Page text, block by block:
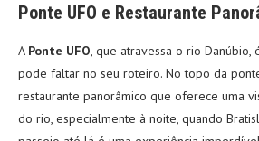
Ponte UFO e Restaurante
A Ponte UFO, que atravessa o rio Danúbio,
pode faltar no seu roteiro. No topo da
restaurante panorâmico que oferece uma
do rio, especialmente à noite, quando